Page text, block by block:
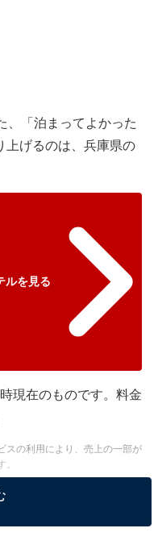
、「泊まってよかった
上げるのは、兵庫県の
ルを見る
現在のものです。料金
スの利用により、売上の一部が
の絶景と名湯、ス